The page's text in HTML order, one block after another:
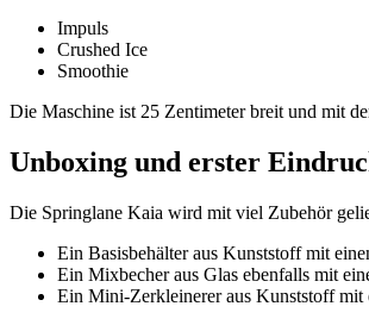
Impuls
Crushed Ice
Smoothie
Die Maschine ist 25 Zentimeter breit und mit
Unboxing und erster
Die Springlane Kaia wird mit viel Zubehör
Ein Basisbehälter aus Kunststoff mit
Ein Mixbecher aus Glas ebenfalls mit
Ein Mini-Zerkleinerer aus Kunststoff